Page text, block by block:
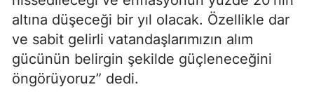
altına düşeceği bir yıl olacak. Özellikle dar
ve sabit gelirli vatandaşlarımızın alım
gücünün belirgin şekilde güçleneceğini
öngörüyoruz” dedi.